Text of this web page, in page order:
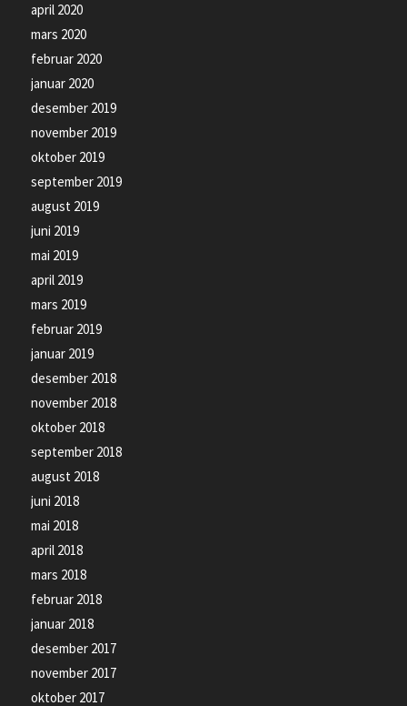
april 2020
mars 2020
februar 2020
januar 2020
desember 2019
november 2019
oktober 2019
september 2019
august 2019
juni 2019
mai 2019
april 2019
mars 2019
februar 2019
januar 2019
desember 2018
november 2018
oktober 2018
september 2018
august 2018
juni 2018
mai 2018
april 2018
mars 2018
februar 2018
januar 2018
desember 2017
november 2017
oktober 2017